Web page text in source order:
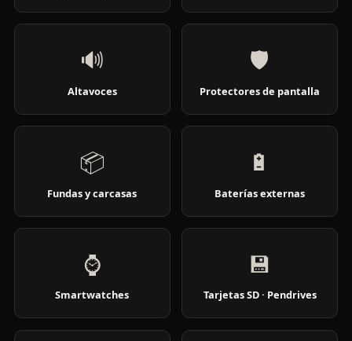
🔊
Altavoces
🛡️
Protectores de pantalla
📦
Fundas y carcasas
🔋
Baterías externas
⌚
Smartwatches
💾
Tarjetas SD · Pendrives